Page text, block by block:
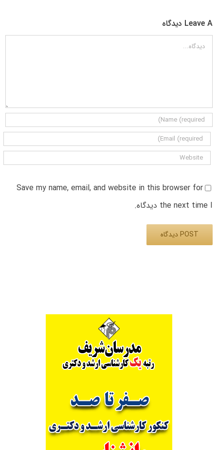
Leave A دیدگاه
دیدگاه
Save my name, email, and website in this browser for
the next time I دیدگاه.